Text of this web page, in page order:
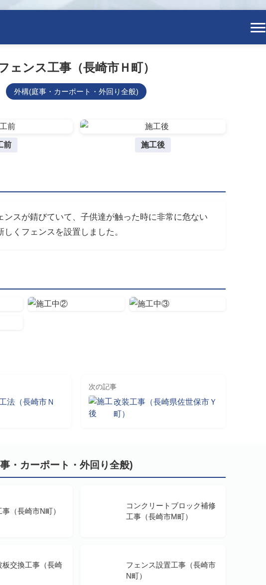
ェンス工事（長崎市Ｈ町）
外構(庭事・カーポート・外回り全般)
前 施工後
ンスが錆びていて、子供達が触った時に非常に危ない
くフェンスを設置しました。
法（長崎市Ｎ
次の記事
改装工事（長崎県佐世保市Ｙ
町）
・カーポート・外回り全般)
（長崎市N町）
コンクリートブロック補修
工事（長崎市M町）
板交換工事（長崎
フェンス設置工事（長崎市
N町）